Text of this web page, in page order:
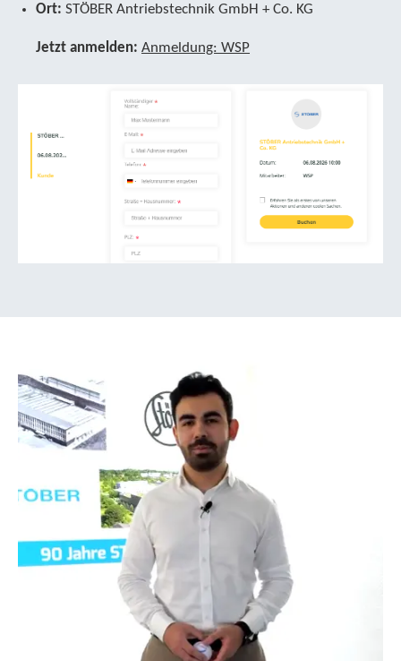
Ort: STÖBER Antriebstechnik GmbH + Co. KG
Jetzt anmelden: Anmeldung: WSP